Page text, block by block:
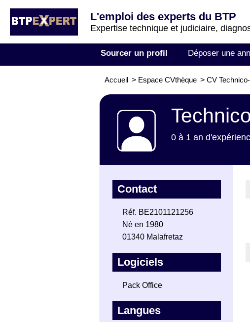
L'emploi des experts du BTP
Expertise technique et judiciaire,
Sourcer un profil Déposer une
Accueil > Espace CVthèque > CV
0 à 1 an
Contact
Réf. BE2101121256
Né en 1980
01340 Malafretaz
Logiciels
Pack Office
Langues